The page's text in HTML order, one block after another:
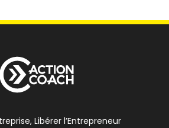
Libérer l’Entrepreneur